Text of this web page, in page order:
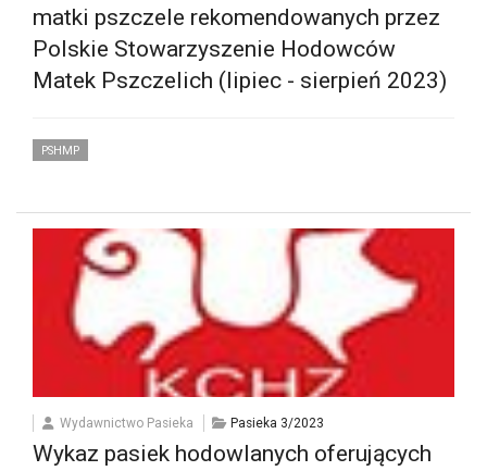
matki pszczele rekomendowanych przez
Polskie Stowarzyszenie Hodowców
Matek Pszczelich (lipiec - sierpień 2023)
PSHMP
Wydawnictwo Pasieka Pasieka 3/2023
Wykaz pasiek hodowlanych oferujących